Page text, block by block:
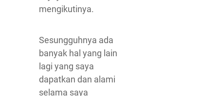
mengikutinya.
Sesungguhnya ada
banyak hal yang lain
lagi yang saya
dapatkan dan alami
selama saya